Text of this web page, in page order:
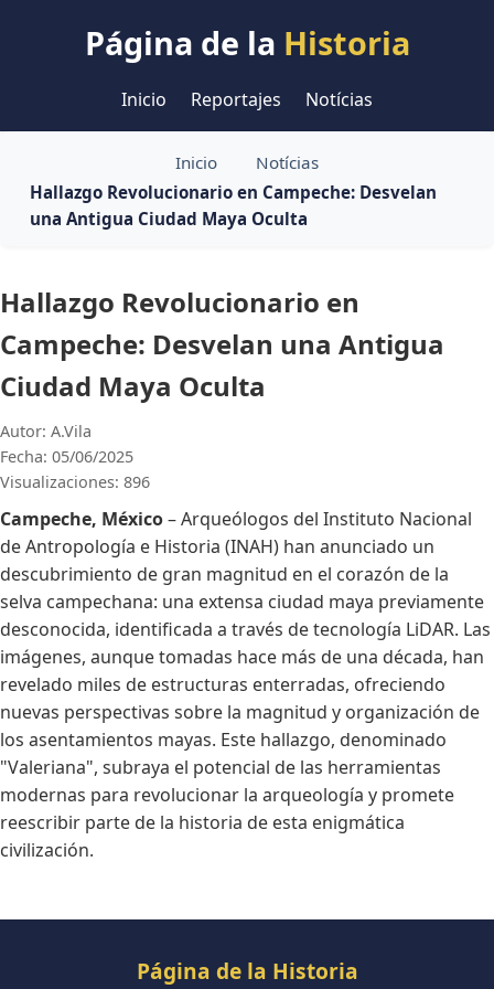
Página de la Historia
Inicio Reportajes Notícias
Inicio
Notícias
Hallazgo Revolucionario en Campeche: Desvelan
una Antigua Ciudad Maya Oculta
Hallazgo Revolucionario en
Campeche: Desvelan una Antigua
Ciudad Maya Oculta
Autor: A.Vila
Fecha: 05/06/2025
Visualizaciones: 896
Campeche, México– Arqueólogos del Instituto Nacional
de Antropología e Historia (INAH) han anunciado un
descubrimiento de gran magnitud en el corazón de la
selva campechana: una extensa ciudad maya previamente
desconocida, identificada a través de tecnología LiDAR. Las
imágenes, aunque tomadas hace más de una década, han
revelado miles de estructuras enterradas, ofreciendo
nuevas perspectivas sobre la magnitud y organización de
los asentamientos mayas. Este hallazgo, denominado
"Valeriana", subraya el potencial de las herramientas
modernas para revolucionar la arqueología y promete
reescribir parte de la historia de esta enigmática
civilización.
Página de la Historia